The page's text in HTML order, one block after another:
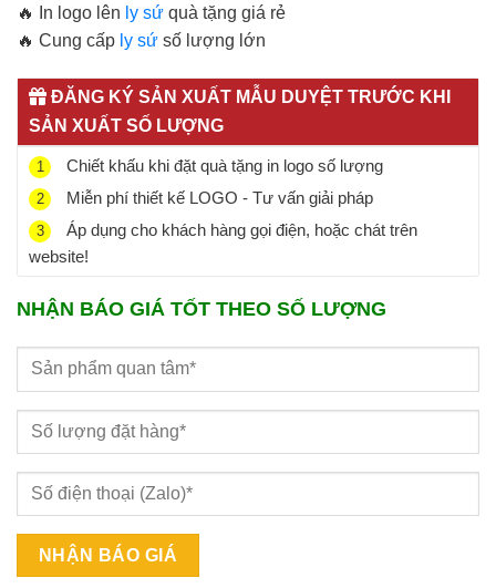
🔥 In logo lên ly sứ quà tặng giá rẻ
🔥 Cung cấp ly sứ số lượng lớn
ĐĂNG KÝ SẢN XUẤT MẪU DUYỆT TRƯỚC KHI
SẢN XUẤT SỐ LƯỢNG
1 Chiết khấu khi đặt quà tặng in logo số lượng
2 Miễn phí thiết kế LOGO - Tư vấn giải pháp
3
Áp dụng cho khách hàng gọi điện, hoặc chát trên
website!
NHẬN BÁO GIÁ TỐT THEO SỐ LƯỢNG